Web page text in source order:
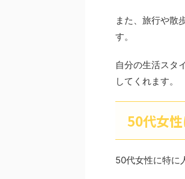
また、旅行や散
す。
自分の生活スタ
してくれます。
50代女
50代女性に特に